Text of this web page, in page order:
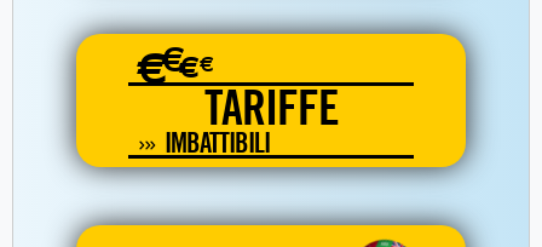
€€€€
TARIFFE
IMBATTIBILI